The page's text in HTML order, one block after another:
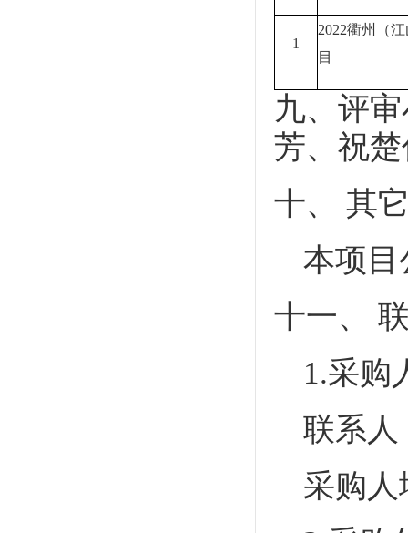
1
2022衢州（
目
九、 评
芳、祝
十、
其
本项目
十一、
1.采购
联系人
采购